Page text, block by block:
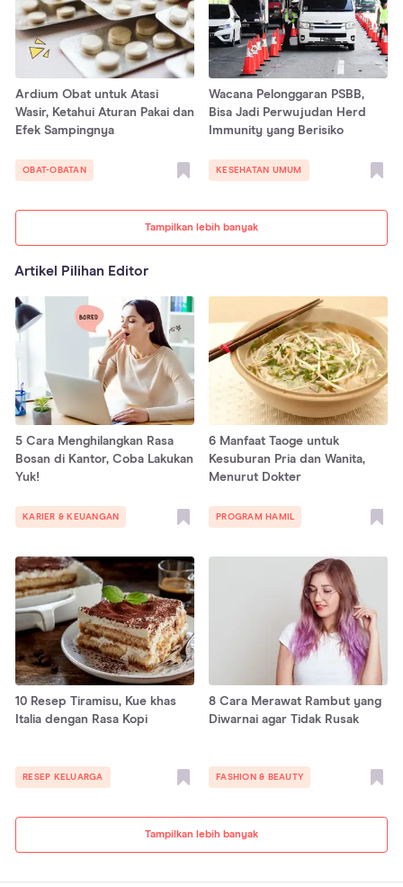
Tampilkan lebih banyak
Ardium Obat untuk Atasi
Wasir, Ketahui Aturan Pakai dan
Efek Sampingnya
OBAT-OBATAN
Wacana Pelonggaran PSBB,
Bisa Jadi Perwujudan Herd
Immunity yang Berisiko
KESEHATAN UMUM
Artikel Pilihan Editor
Tampilkan lebih banyak
5 Cara Menghilangkan Rasa
Bosan di Kantor, Coba Lakukan
Yuk!
KARIER & KEUANGAN
6 Manfaat Taoge untuk
Kesuburan Pria dan Wanita,
Menurut Dokter
PROGRAM HAMIL
10 Resep Tiramisu, Kue khas
Italia dengan Rasa Kopi
RESEP KELUARGA
8 Cara Merawat Rambut yang
Diwarnai agar Tidak Rusak
FASHION & BEAUTY